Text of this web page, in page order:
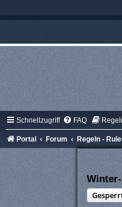
Schnellzugriff FAQ
Portal Forum Regeln -